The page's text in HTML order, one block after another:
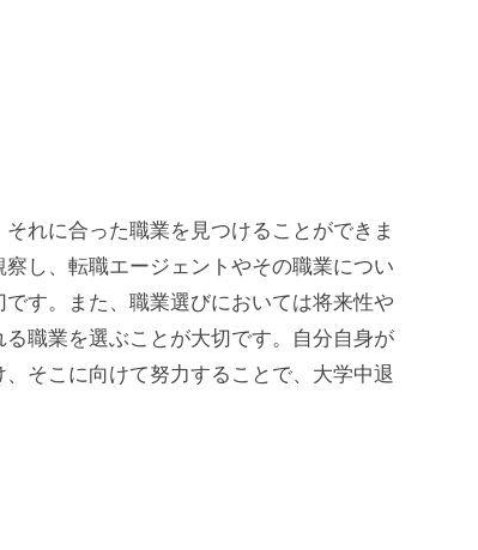
れに合った職業を見つけることができま
し、転職エージェントやその職業につい
す。また、職業選びにおいては将来性や
職業を選ぶことが大切です。自分自身が
そこに向けて努力することで、大学中退